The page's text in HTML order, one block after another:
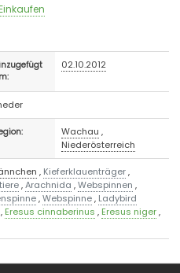
02.10.2012
Wachau ,
Niederösterreich
, Kieferklauenträger,
,Arachnida ,Webspinnen ,
,Webspinne, Ladybird
, Eresus cinnaberinus , Eresus niger,